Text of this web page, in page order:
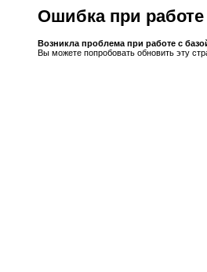
Ошибка при
Возникла проблема при работе с
Вы можете попробовать обновить эту